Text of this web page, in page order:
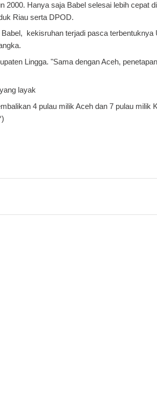
2000. Hanya saja Babel selesai lebih cepat
Riau serta DPOD.
kekisruhan terjadi pasca terbentuknya
Lingga. "Sama dengan Aceh,
layak
4 pulau milik Aceh dan 7 pulau milik